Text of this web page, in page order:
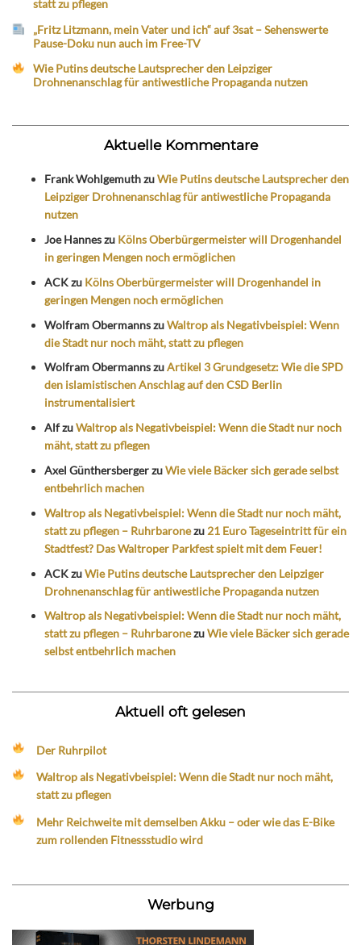
statt zu pflegen
„Fritz Litzmann, mein Vater und ich“ auf 3sat – Sehenswerte
Pause-Doku nun auch im Free-TV
Wie Putins deutsche Lautsprecher den Leipziger
Drohnenanschlag für antiwestliche Propaganda nutzen
Aktuelle Kommentare
Frank WohlgemuthzuWie Putins deutsche Lautsprecher den
Leipziger Drohnenanschlag für antiwestliche Propaganda
nutzen
Joe Hanneszu Kölns Oberbürgermeister will Drogenhandel
in geringen Mengen noch ermöglichen
ACKzu Kölns Oberbürgermeister will Drogenhandel in
geringen Mengen noch ermöglichen
Wolfram ObermannszuWaltrop als Negativbeispiel: Wenn
die Stadt nur noch mäht, statt zu pflegen
Wolfram ObermannszuArtikel 3 Grundgesetz: Wie die SPD
den islamistischen Anschlag auf den CSD Berlin
instrumentalisiert
AlfzuWaltrop als Negativbeispiel: Wenn die Stadt nur noch
mäht, statt zu pflegen
Axel GünthersbergerzuWie viele Bäcker sich gerade selbst
entbehrlich machen
Waltrop als Negativbeispiel: Wenn die Stadt nur noch mäht,
statt zu pflegen – Ruhrbaronezu 21 Euro Tageseintritt für ein
Stadtfest? Das Waltroper Parkfest spielt mit dem Feuer!
ACKzuWie Putins deutsche Lautsprecher den Leipziger
Drohnenanschlag für antiwestliche Propaganda nutzen
Waltrop als Negativbeispiel: Wenn die Stadt nur noch mäht,
statt zu pflegen – RuhrbaronezuWie viele Bäcker sich gerade
selbst entbehrlich machen
Aktuell oft gelesen
Der Ruhrpilot
Waltrop als Negativbeispiel: Wenn die Stadt nur noch mäht,
statt zu pflegen
Mehr Reichweite mit demselben Akku – oder wie das E-Bike
zum rollenden Fitnessstudio wird
Werbung